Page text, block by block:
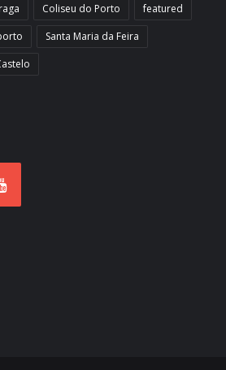
Coliseu do Porto
featured
Santa Maria da Feira